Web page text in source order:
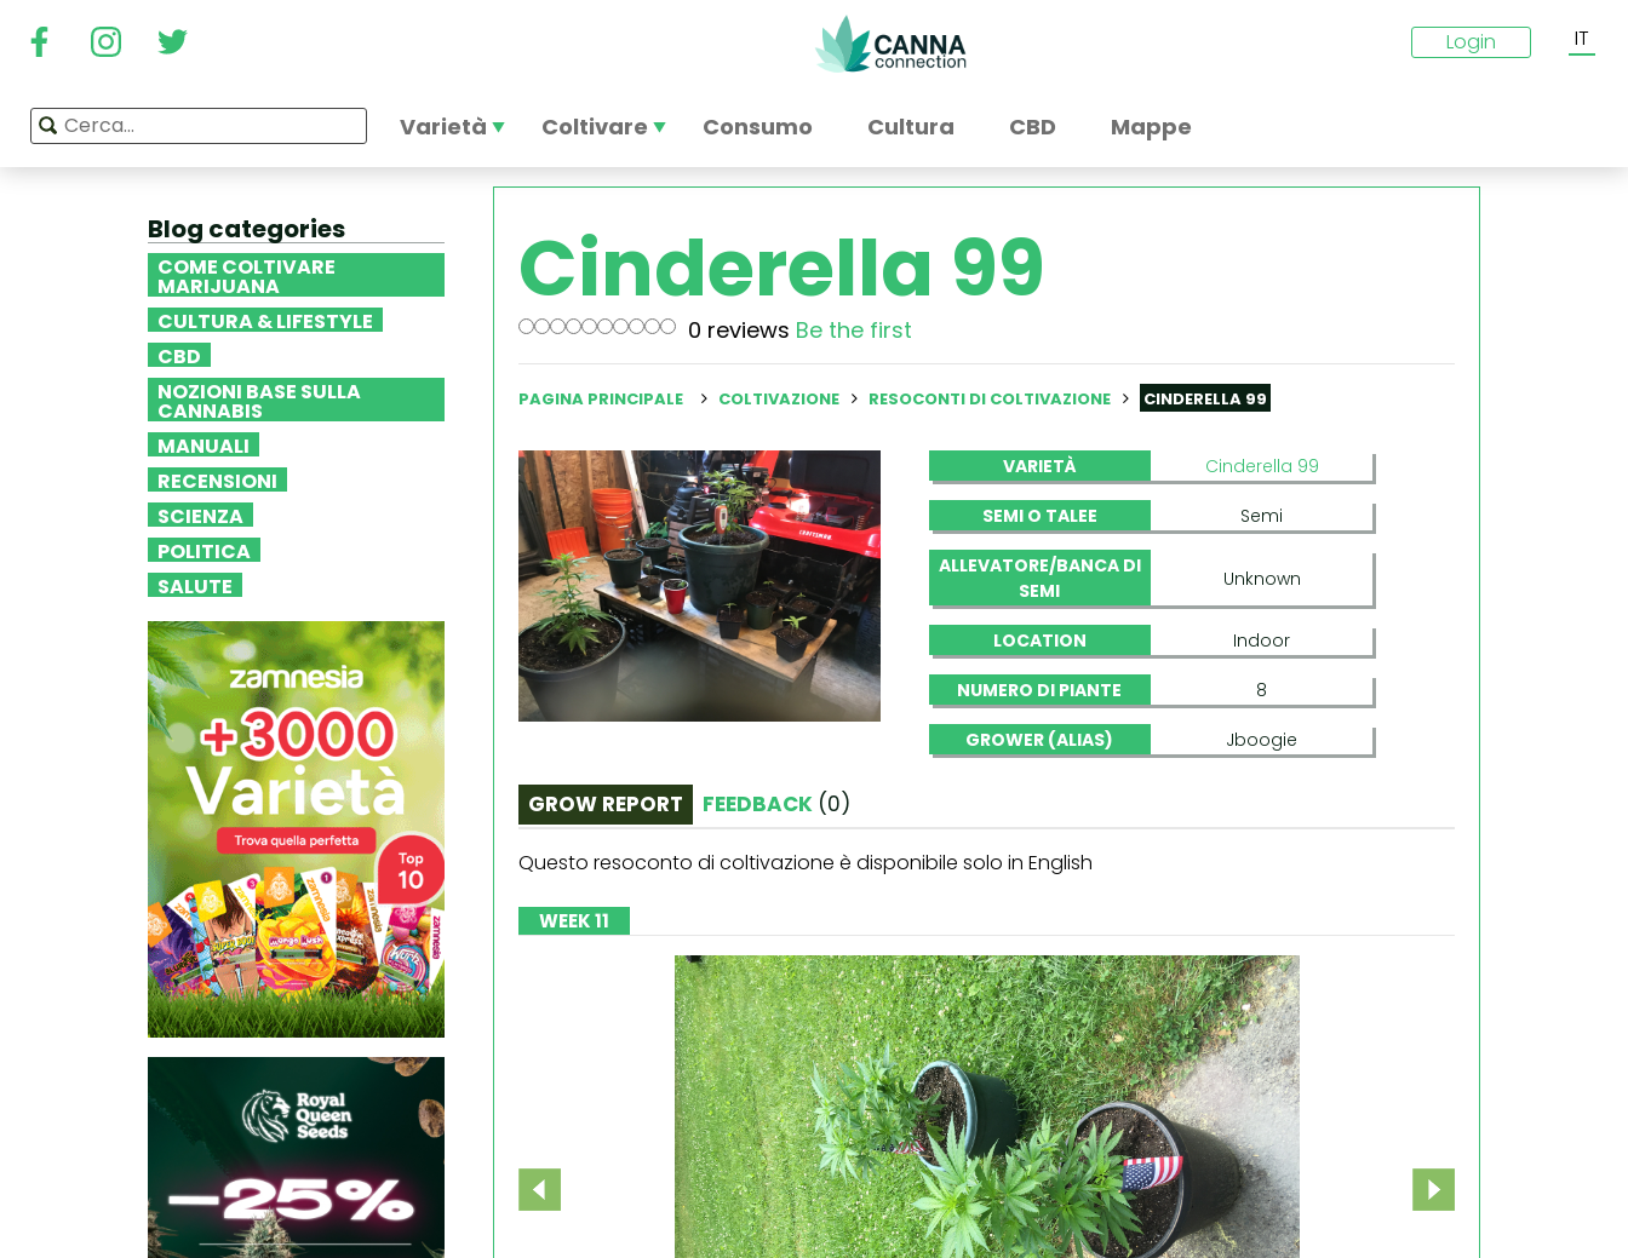
Login IT
Varietà Coltivare Consumo Cultura CBD Mappe
Blog categories
COME COLTIVARE
MARIJUANA
CULTURA & LIFESTYLE
CBD
NOZIONI BASE SULLA
CANNABIS
MANUALI
RECENSIONI
SCIENZA
POLITICA
SALUTE
Cinderella 99
0 reviews Be the first
PAGINA PRINCIPALE COLTIVAZIONE RESOCONTI DI COLTIVAZIONE CINDERELLA 99
VARIETÀ Cinderella 99
SEMI O TALEE Semi
ALLEVATORE/BANCA DI
SEMI
Unknown
LOCATION Indoor
NUMERO DI PIANTE 8
GROWER (ALIAS) Jboogie
GROW REPORT FEEDBACK (0)
Questo resoconto di coltivazione è disponibile solo in English
WEEK 11